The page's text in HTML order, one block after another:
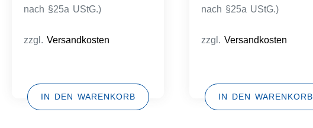
nach §25a UStG.)
zzgl. Versandkosten
IN DEN WARENKORB
nach §25a UStG.)
zzgl.Versandkosten
IN DEN WARENKORB